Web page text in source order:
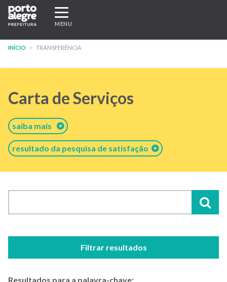
Pular
para
conteúdo
Expandir/recolher
navegação
MENU
INÍCIO TRANSFERÊNCIA
Carta de Serviços
saiba mais
resultado da pesquisa de satisfação
Filtrar resultados
Resultados para a palavra-chave: